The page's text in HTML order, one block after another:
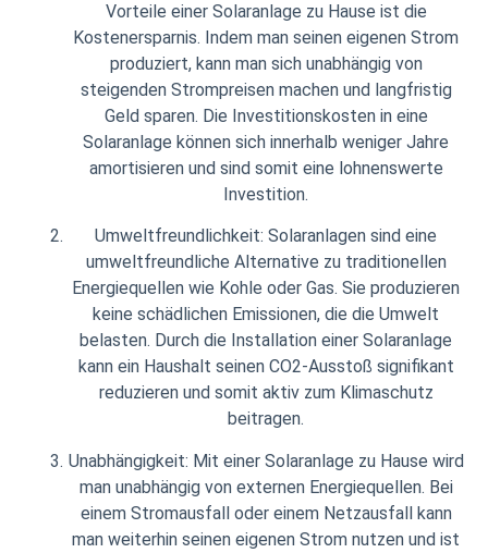
Vorteile einer Solaranlage zu Hause ist die
Kostenersparnis. Indem man seinen eigenen Strom
produziert, kann man sich unabhängig von
steigenden Strompreisen machen und langfristig
Geld sparen. Die Investitionskosten in eine
Solaranlage können sich innerhalb weniger Jahre
amortisieren und sind somit eine lohnenswerte
Investition.
Umweltfreundlichkeit: Solaranlagen sind eine
umweltfreundliche Alternative zu traditionellen
Energiequellen wie Kohle oder Gas. Sie produzieren
keine schädlichen Emissionen, die die Umwelt
belasten. Durch die Installation einer Solaranlage
kann ein Haushalt seinen CO2-Ausstoß signifikant
reduzieren und somit aktiv zum Klimaschutz
beitragen.
Unabhängigkeit: Mit einer Solaranlage zu Hause wird
man unabhängig von externen Energiequellen. Bei
einem Stromausfall oder einem Netzausfall kann
man weiterhin seinen eigenen Strom nutzen und ist